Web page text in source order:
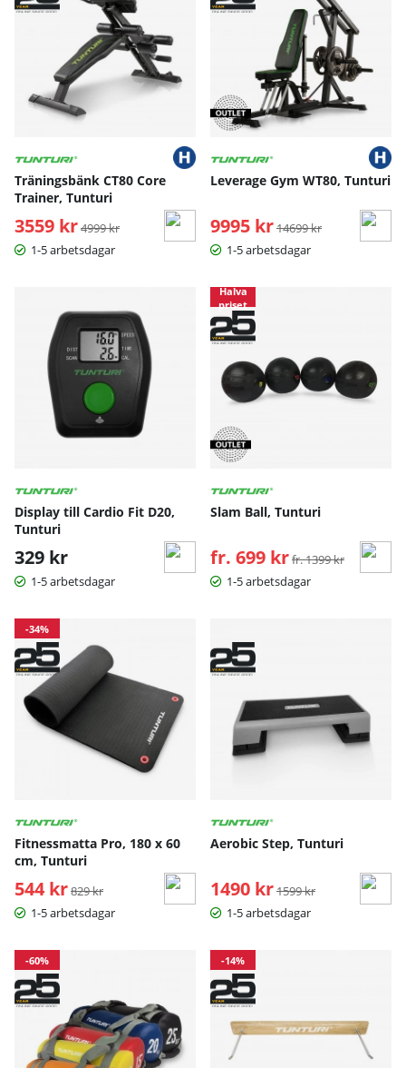
Träningsbänk CT80 Core
Trainer, Tunturi
3559 kr Ordinarie pris:
4999 kr
1-5 arbetsdagar
Leverage Gym WT80, Tunturi
9995 kr Ordinarie pris:
14699 kr
1-5 arbetsdagar
Display till Cardio Fit D20,
Tunturi
329 kr
1-5 arbetsdagar
Halva
priset
Slam Ball, Tunturi
fr. 699 kr Ordinarie pris:
fr. 1399 kr
1-5 arbetsdagar
-34%
Fitnessmatta Pro, 180 x 60
cm, Tunturi
544 kr Ordinarie pris:
829 kr
1-5 arbetsdagar
Aerobic Step, Tunturi
1490 kr Ordinarie pris:
1599 kr
1-5 arbetsdagar
-60% -14%